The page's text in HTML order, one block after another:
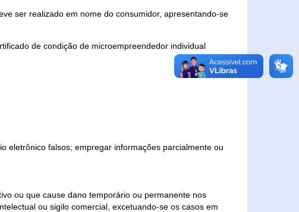
ser realizado em nome do consumidor, apresentando-se
de condição de microempreendedor individual
eletrônico falsos; empregar informações parcialmente ou
ou que cause dano temporário ou permanente nos
ou sigilo comercial, excetuando-se os casos em